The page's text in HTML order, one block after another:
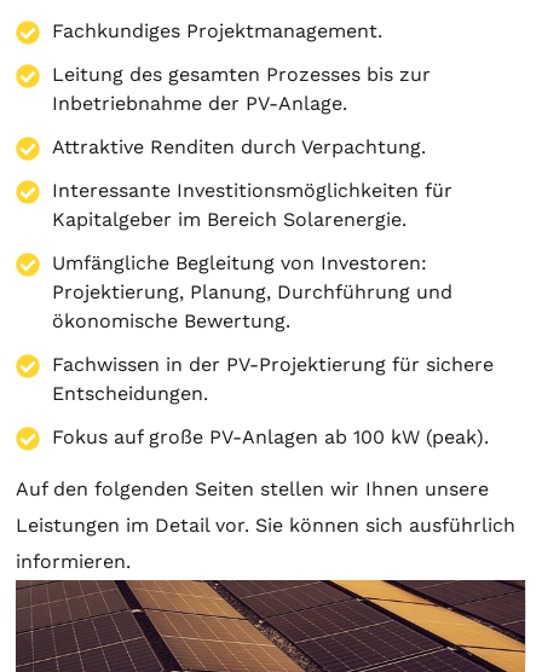
Fachkundiges Projektmanagement.
Leitung des gesamten Prozesses bis zur
Inbetriebnahme der PV-Anlage.
Attraktive Renditen durch Verpachtung.
Interessante Investitionsmöglichkeiten für
Kapitalgeber im Bereich Solarenergie.
Umfängliche Begleitung von Investoren:
Projektierung, Planung, Durchführung und
ökonomische Bewertung.
Fachwissen in der PV-Projektierung für sichere
Entscheidungen.
Fokus auf große PV-Anlagen ab 100 kW (peak).
Auf den folgenden Seiten stellen wir Ihnen unsere
Leistungen im Detail vor. Sie können sich ausführlich
informieren.